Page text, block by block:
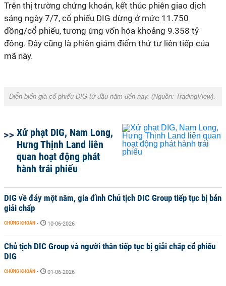
Trên thị trường chứng khoán, kết thúc phiên giao dịch
sáng ngày 7/7, cổ phiếu DIG dừng ở mức 11.750
đồng/cổ phiếu, tương ứng vốn hóa khoảng 9.358 tỷ
đồng. Đây cũng là phiên giảm điểm thứ tư liên tiếp của
mã này.
Diễn biến giá cổ phiếu DIG từ đầu năm đến nay. (Nguồn: TradingView).
Xử phạt DIG, Nam Long,
Hưng Thịnh Land liên
quan hoạt động phát
hành trái phiếu
DIG về đáy một năm, gia đình Chủ tịch DIC Group tiếp tục bị bán
giải chấp
CHỨNG KHOÁN - 10-06-2026
Chủ tịch DIC Group và người thân tiếp tục bị giải chấp cổ phiếu
DIG
CHỨNG KHOÁN - 01-06-2026